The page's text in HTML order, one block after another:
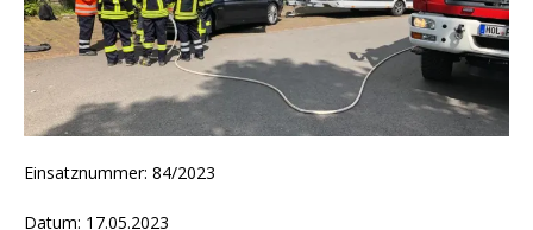
Einsatznummer: 84/2023
Datum: 17.05.2023